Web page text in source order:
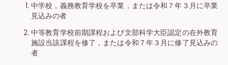
中学校，義務教育学校を卒業，または令和７年３月に卒業
見込みの者
中等教育学校前期課程および文部科学大臣認定の在外教育
施設当該課程を修了，または令和７年３月に修了見込みの
者